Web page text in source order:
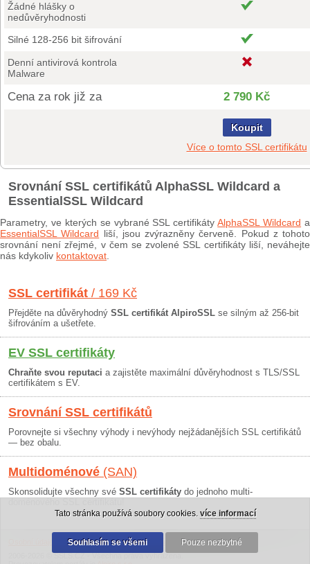
Žádné hlášky o
nedůvěryhodnosti
Silné 128-256 bit šifrování
Denní antivirová kontrola
Malware
Cena za rok již za 2 790 Kč
Koupit
Více o tomto SSL certifikátu
Srovnání SSL certifikátů AlphaSSL Wildcard a
EssentialSSL Wildcard
Parametry, ve kterých se vybrané SSL certifikátyAlphaSSL Wildcard a
EssentialSSL Wildcard liší, jsou zvýrazněny červeně. Pokud z tohoto
srovnání není zřejmé, v čem se zvolené SSL certifikáty liší, neváhejte
nás kdykoliv kontaktovat
SSL certifikát / 169 Kč
Přejděte na důvěryhodný SSL certifikát AlpiroSSL se silným až 256-bit
šifrováním a ušetřete.
EV SSL certifikáty
Chraňte svou reputaci a zajistěte maximální důvěryhodnost s TLS/SSL
certifikátem s EV.
Srovnání SSL certifikátů
Porovnejte si všechny výhody i nevýhody nejžádanějších SSL certifikátů
— bez obalu.
Multidoménové (SAN)
Skonsolidujte všechny své SSL certifikáty do jednoho multi-
Obchodní podmínky|30 dní záruka
2006-2026 © SSLS.CZ - Všechna práva vyhrazena.
Tato stránka používá soubory cookies. více informací
Souhlasím se všemi Pouze nezbytné